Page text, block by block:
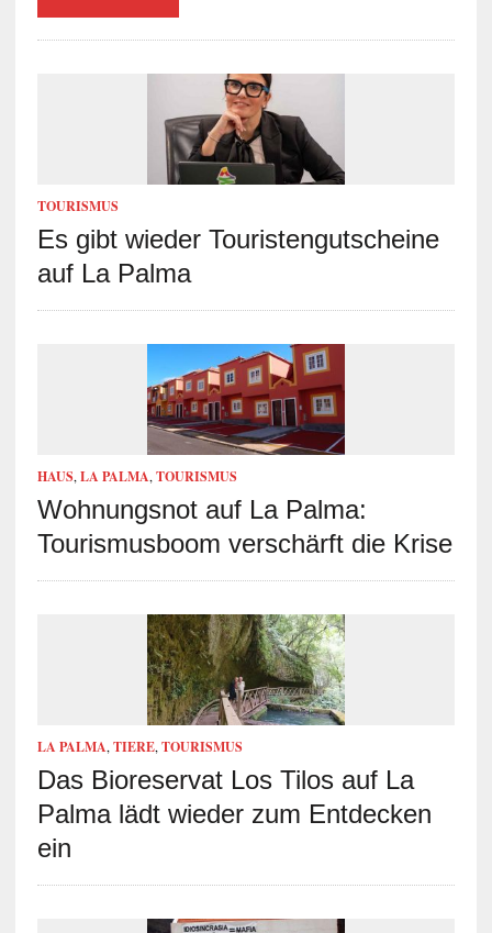
TOURISMUS
Es gibt wieder Touristengutscheine
auf La Palma
HAUS,LA PALMA,TOURISMUS
Wohnungsnot auf La Palma:
Tourismusboom verschärft die Krise
LA PALMA,TIERE,TOURISMUS
Das Bioreservat Los Tilos auf La
Palma lädt wieder zum Entdecken
ein